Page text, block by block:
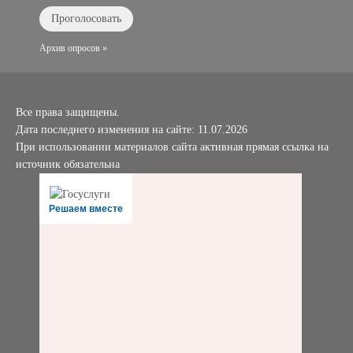
Архив опросов »
Все права защищены.
Дата последнего изменения на сайте: 11.07.2026
При использовании материалов сайта активная прямая ссылка на
источник обязательна
Решаем вместе